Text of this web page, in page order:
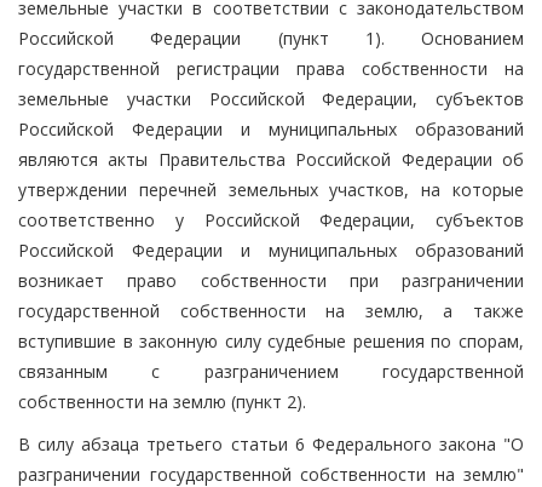
земельные участки в соответствии с законодательством
Российской Федерации (пункт 1). Основанием
государственной регистрации права собственности на
земельные участки Российской Федерации, субъектов
Российской Федерации и муниципальных образований
являются акты Правительства Российской Федерации об
утверждении перечней земельных участков, на которые
соответственно у Российской Федерации, субъектов
Российской Федерации и муниципальных образований
возникает право собственности при разграничении
государственной собственности на землю, а также
вступившие в законную силу судебные решения по спорам,
связанным с разграничением государственной
собственности на землю (пункт 2).
В силу абзаца третьего статьи 6 Федерального закона "О
разграничении государственной собственности на землю"